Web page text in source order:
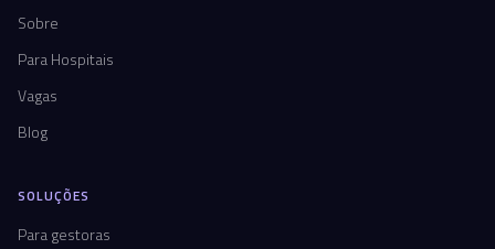
Sobre
Para Hospitais
Vagas
Blog
SOLUÇÕES
Para gestoras